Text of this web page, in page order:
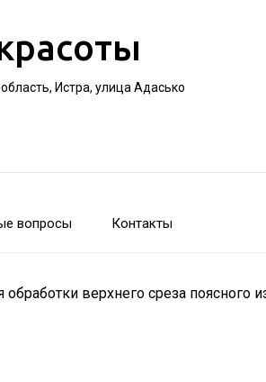
Истра, улица Адасько
вопросы Контакты
верхнего среза поясного